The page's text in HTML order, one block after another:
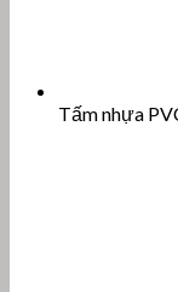
Tấm nhựa